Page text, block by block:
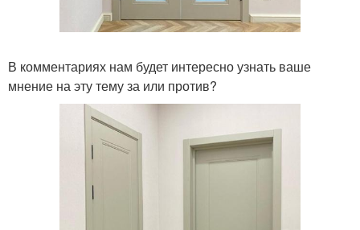
В комментариях нам будет интересно узнать ваше
мнение на эту тему за или против?